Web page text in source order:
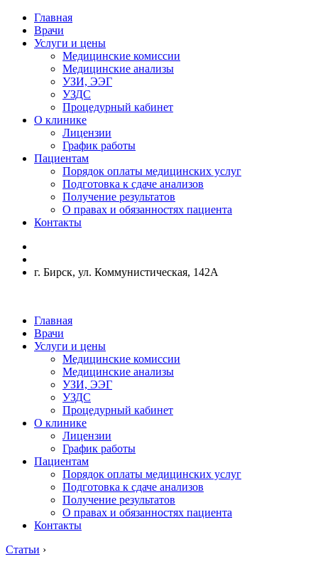
Главная
Врачи
Услуги и цены
Медицинские комиссии
Медицинские анализы
УЗИ, ЭЭГ
УЗДС
Процедурный кабинет
О клинике
Лицензии
График работы
Пациентам
Порядок оплаты медицинских услуг
Подготовка к сдаче анализов
Получение результатов
О правах и обязанностях пациента
Контакты
г. Бирск, ул. Коммунистическая, 142А
Главная
Врачи
Услуги и цены
Медицинские комиссии
Медицинские анализы
УЗИ, ЭЭГ
УЗДС
Процедурный кабинет
О клинике
Лицензии
График работы
Пациентам
Порядок оплаты медицинских услуг
Подготовка к сдаче анализов
Получение результатов
О правах и обязанностях пациента
Контакты
Статьи ›